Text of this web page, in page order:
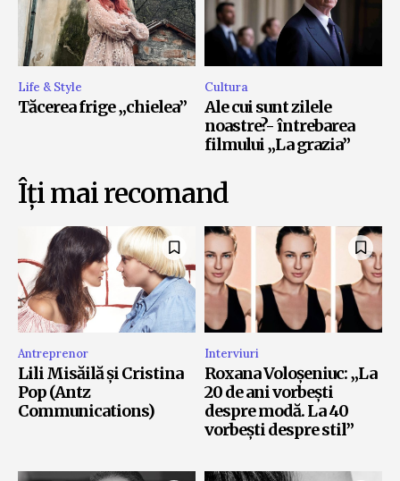
Life & Style
Tăcerea frige „chielea”
Cultura
Ale cui sunt zilele
noastre?- întrebarea
filmului „La grazia”
Îți mai recomand
Antreprenor
Lili Misăilă și Cristina
Pop (Antz
Communications)
Interviuri
Roxana Voloșeniuc: „La
20 de ani vorbești
despre modă. La 40
vorbești despre stil”